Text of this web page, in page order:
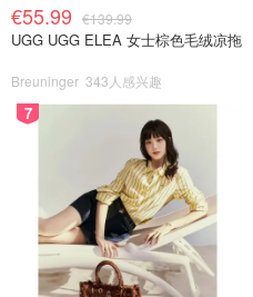
€55.99 €139.99
UGG UGG ELEA 女士棕色毛绒凉拖
Breuninger 343人感兴趣
7